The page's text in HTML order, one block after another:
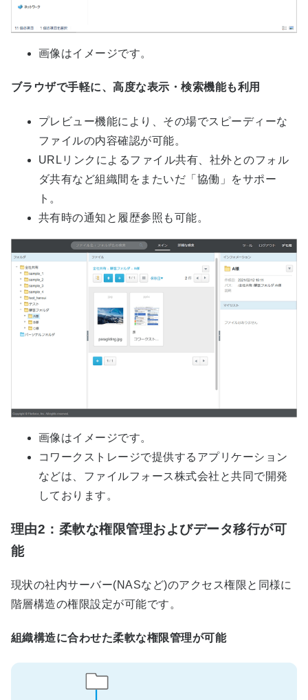
画像はイメージです。
ブラウザで手軽に、高度な表示・検索機能も利用
プレビュー機能により、その場でスピーディーな
ファイルの内容確認が可能。
URLリンクによるファイル共有、社外とのフォル
ダ共有など組織間をまたいだ「協働」をサポー
ト。
共有時の通知と履歴参照も可能。
画像はイメージです。
コワークストレージで提供するアプリケーション
などは、ファイルフォース株式会社と共同で開発
しております。
理由2：柔軟な権限管理およびデータ移行が可
能
現状の社内サーバー(NASなど)のアクセス権限と同様に
階層構造の権限設定が可能です。
組織構造に合わせた柔軟な権限管理が可能